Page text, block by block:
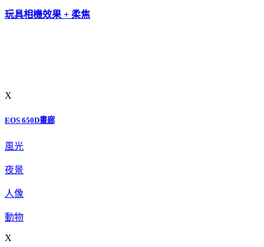
玩具相機效果 + 柔焦
X
EOS 650D畫廊
風光
夜景
人像
動物
X